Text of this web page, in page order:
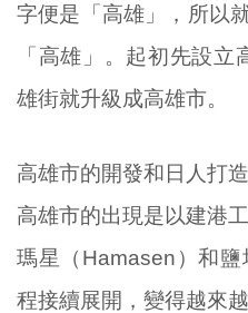
字便是「高雄」，所以
「高雄」。起初先設
雄街就升級成高雄市。
高雄市的開發和日人打
高雄市的出現是以建港
瑪星（Hamasen）和
程接續展開，變得越來